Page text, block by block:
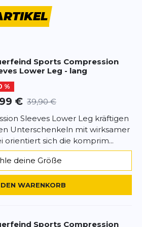
der Umfang oberhalb des
an der dicksten Stelle
HINZUFÜGEN
Sports Compression
Lower Leg - lang
%
€ 39,90 €
Sleeves Lower Leg kräftigen
Unterschenkeln mit wirksamer
orientiert sich die komprim...
deine Größe
WARENKORB
Sports Compression